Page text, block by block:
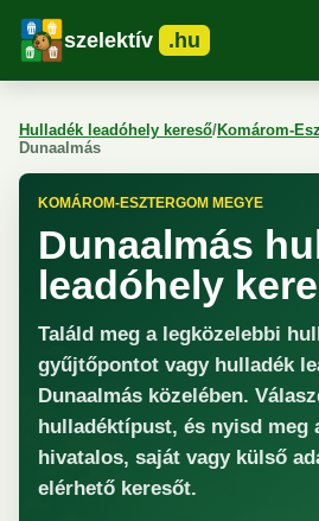
szelektív .hu
Hulladék leadóhely kereső/Komárom-
Dunaalmás
KOMÁROM-ESZTERGOM MEGYE
Dunaalmás
leadóhely
Találd meg a legközelebbi
gyűjtőpontot vagy hulladék
Dunaalmás közelében.
hulladéktípust, és nyisd meg
hivatalos, saját vagy külső
elérhető keresőt.